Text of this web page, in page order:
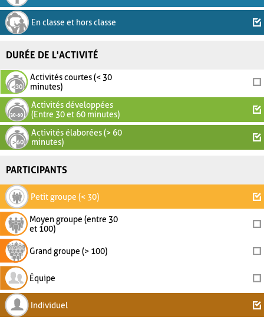
En classe et hors classe
DURÉE DE L'ACTIVITÉ
Activités courtes (< 30
minutes)
Activités développées
(Entre 30 et 60 minutes)
Activités élaborées (> 60
minutes)
PARTICIPANTS
Petit groupe (< 30)
Moyen groupe (entre 30
et 100)
Grand groupe (> 100)
Équipe
Individuel